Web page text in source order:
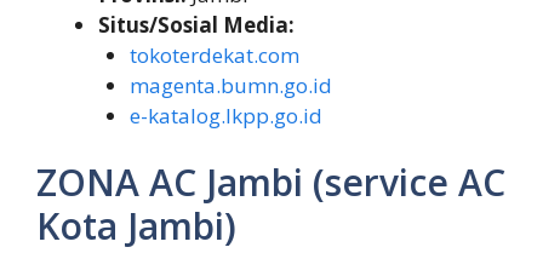
Situs/Sosial Media:
tokoterdekat.com
magenta.bumn.go.id
e-katalog.lkpp.go.id
ZONA AC Jambi (service AC
Kota Jambi)